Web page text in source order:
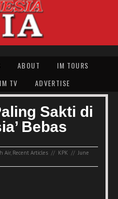
ABOUT
IM TOURS
IM TV ADVERTISE
Sakti di
Bebas
Air, Recent Articles // KPK // June